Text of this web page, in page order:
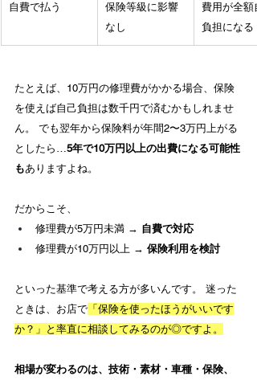
自費で払う
保険等級に影響
なし
費用が全額
負担になる
たとえば、10万円の修理費がかかる場合、保険
を使えば自己負担は数千円で済むかもしれませ
ん。 でも翌年から保険料が年間2〜3万円上がる
としたら…5年で10万円以上の出費になる可能性
もありますよね。
だからこそ、
修理費が5万円未満 → 自費で対応
修理費が10万円以上 → 保険利用を検討
といった基準で考える方が多いんです。 迷った
ときは、お店で 「保険を使ったほうがいいです
か？」と率直に相談してみるのが◎ですよ。
相場が変わるのは、技術・素材・車種・保険、